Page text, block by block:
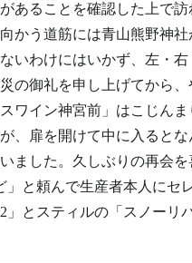
ることを確認した上で訪
かう道筋には青山熊野神
いわけにはいかず、左・右
の御礼を申し上げてから、
ワイン神宮前」はこじん
、扉を開けて中に入ると
ました。久しぶりの再会を
と頼んで生産者本人にセ
とスティルの「スノーリ